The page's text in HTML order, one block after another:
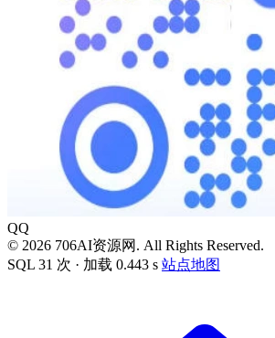
QQ
© 2026 706AI资源网. All Rights Reserved.
SQL 31 次 · 加载 0.443 s 站点地图